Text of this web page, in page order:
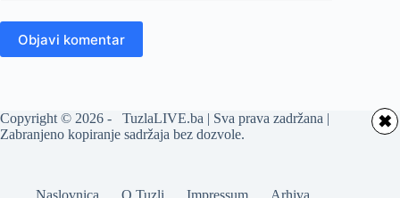
Objavi komentar
Copyright © 2026 - TuzlaLIVE.ba | Sva prava zadržana |
Zabranjeno kopiranje sadržaja bez dozvole.
✖